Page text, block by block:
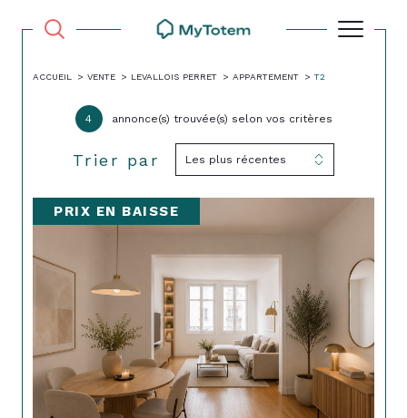
ACCUEIL VENTE LEVALLOIS PERRET APPARTEMENT T2
4 annonce(s) trouvée(s) selon vos critères
Trier par Les plus récentes
PRIX EN BAISSE